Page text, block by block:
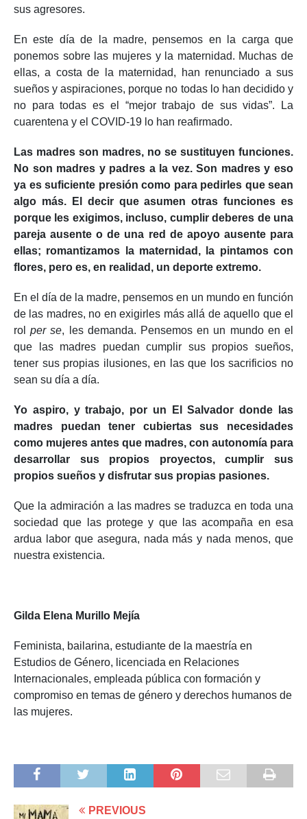
sus agresores.
En este día de la madre, pensemos en la carga que
ponemos sobre las mujeres y la maternidad. Muchas de
ellas, a costa de la maternidad, han renunciado a sus
sueños y aspiraciones, porque no todas lo han decidido y
no para todas es el “mejor trabajo de sus vidas”. La
cuarentena y el COVID-19 lo han reafirmado.
Las madres son madres, no se sustituyen funciones.
No son madres y padres a la vez. Son madres y eso
ya es suficiente presión como para pedirles que sean
algo más. El decir que asumen otras funciones es
porque les exigimos, incluso, cumplir deberes de una
pareja ausente o de una red de apoyo ausente para
ellas; romantizamos la maternidad, la pintamos con
flores, pero es, en realidad, un deporte extremo.
En el día de la madre, pensemos en un mundo en función
de las madres, no en exigirles más allá de aquello que el
rolper se, les demanda. Pensemos en un mundo en el
que las madres puedan cumplir sus propios sueños,
tener sus propias ilusiones, en las que los sacrificios no
sean su día a día.
Yo aspiro, y trabajo, por un El Salvador donde las
madres puedan tener cubiertas sus necesidades
como mujeres antes que madres, con autonomía para
desarrollar sus propios proyectos, cumplir sus
propios sueños y disfrutar sus propias pasiones.
Que la admiración a las madres se traduzca en toda una
sociedad que las protege y que las acompaña en esa
ardua labor que asegura, nada más y nada menos, que
nuestra existencia.
Gilda Elena Murillo Mejía
Feminista, bailarina, estudiante de la maestría en
Estudios de Género, licenciada en Relaciones
Internacionales, empleada pública con formación y
compromiso en temas de género y derechos humanos de
las mujeres.
PREVIOUS